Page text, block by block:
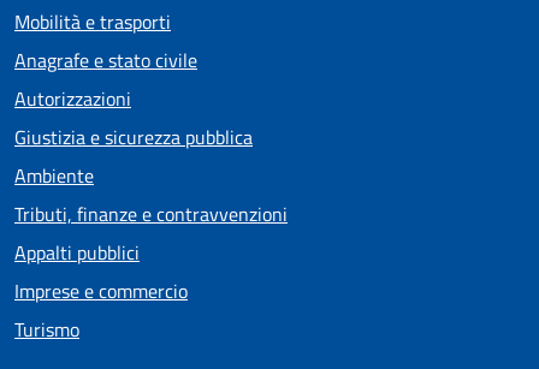
Mobilità e trasporti
Anagrafe e stato civile
Autorizzazioni
Giustizia e sicurezza pubblica
Ambiente
Tributi, finanze e contravvenzioni
Appalti pubblici
Imprese e commercio
Turismo